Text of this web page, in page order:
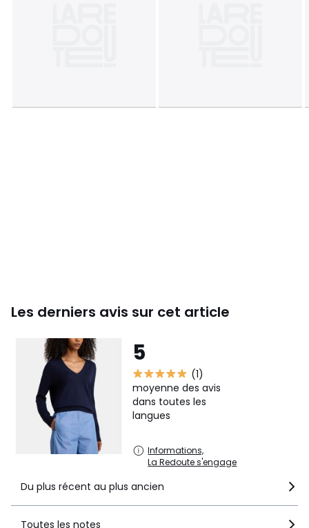
Les derniers avis sur cet article
5
(1)
moyenne des avis
dans toutes les
langues
Informations,
La Redoute s'engage
Du plus récent au plus ancien
Toutes les notes